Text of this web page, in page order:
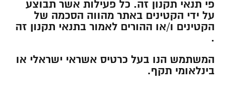
פי תנאי תקנון זה. כל פעילות אשר תבוצע
על ידי הקטינים באתר מהווה הסכמה של
הקטינים ו/או ההורים לאמור בתנאי תקנון זה
.
המשתמש הנו בעל כרטיס אשראי ישראלי או
בינלאומי תקף.